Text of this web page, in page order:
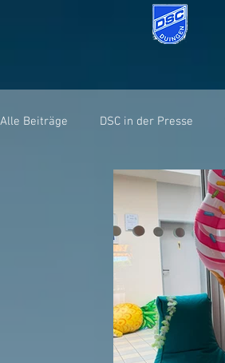
Alle Beiträge DSC in der Presse
Wasserball